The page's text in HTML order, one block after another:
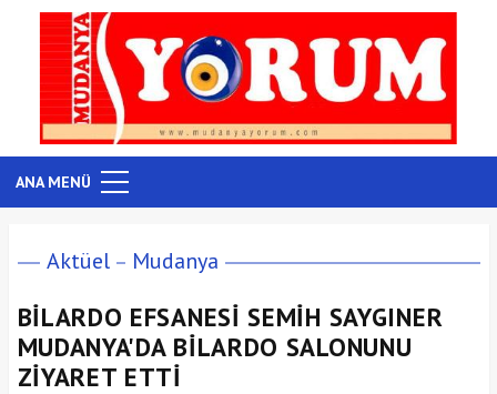
ANA MENÜ
Aktüel Mudanya
BİLARDO EFSANESİ SEMİH SAYGINER
MUDANYA'DA BİLARDO SALONUNU
ZİYARET ETTİ